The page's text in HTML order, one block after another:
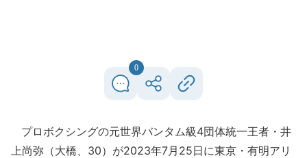
0
プロボクシングの元世界バンタム級4団体統一王者・井
上尚弥（大橋、30）が2023年7月25日に東京・有明アリ